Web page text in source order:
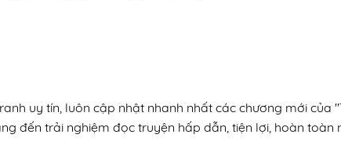
uy tín, luôn cập nhật nhanh nhất các chương mới của
đến trải nghiệm đọc truyện hấp dẫn, tiện lợi, hoàn